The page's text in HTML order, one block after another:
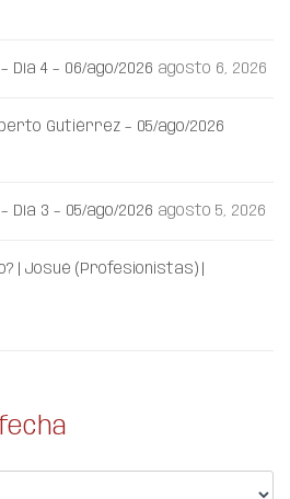
Día 4 – 06/ago/2026 agosto 6, 2026
Gutiérrez – 05/ago/2026
Día 3 – 05/ago/2026 agosto 5, 2026
| Josué (Profesionistas) |